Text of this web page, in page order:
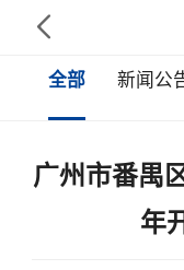

全部 新闻公
广州市番禺
年